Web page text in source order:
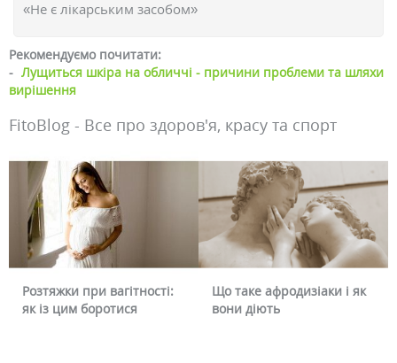
«Не є лікарським засобом»
Рекомендуємо почитати:
- Лущиться шкіра на обличчі - причини проблеми та шляхи
вирішення
FitoBlog - Все про здоров'я, красу та спорт
Що таке афродизіаки і як
вони діють
Чому червоніє обличчя і
чи можна це прибрати